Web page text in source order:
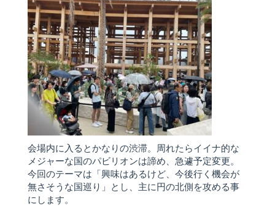
会場内に入るとかなりの渋滞。周れたらイイナ的な
メジャーな国のパビリオンは諦め、急遽予定変更。
今回のテーマは「興味はあるけど、今後行く機会が
無さそうな国巡り」とし、主に円の北側を攻める事
にします。